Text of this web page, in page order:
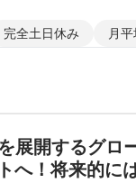
完全土日休み 月
展開するグ
へ！将来的